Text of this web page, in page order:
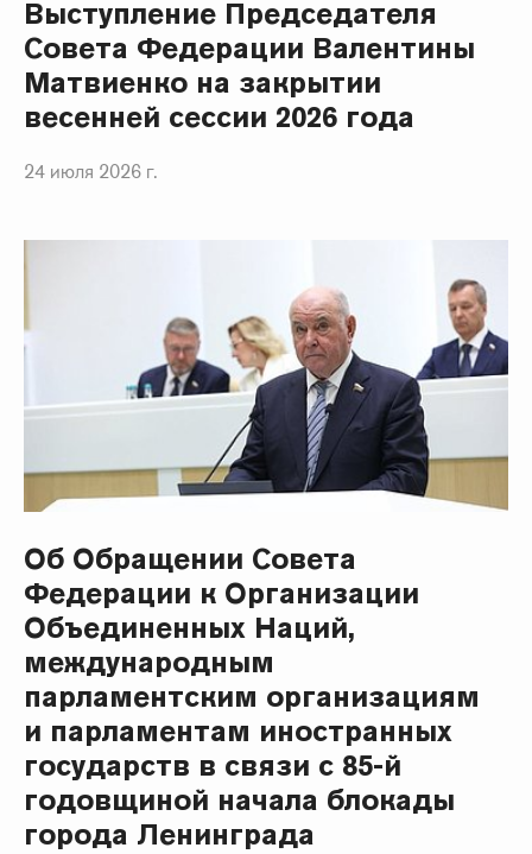
Выступление Председателя
Совета Федерации Валентины
Матвиенко на закрытии
весенней сессии 2026 года
24 июля 2026 г.
Об Обращении Совета
Федерации к Организации
Объединенных Наций,
международным
парламентским организациям
и парламентам иностранных
государств в связи с 85-й
годовщиной начала блокады
города Ленинграда